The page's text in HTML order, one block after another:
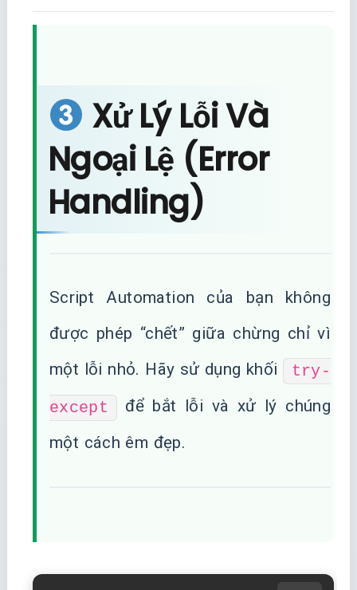
Xử Lý Lỗi Và
Ngoại Lệ (Error
Handling)
Script Automation của bạn không
được phép “chết” giữa chừng chỉ vì
một lỗi nhỏ. Hãy sử dụng khối
try-
except
để bắt lỗi và xử lý chúng
một cách êm đẹp.